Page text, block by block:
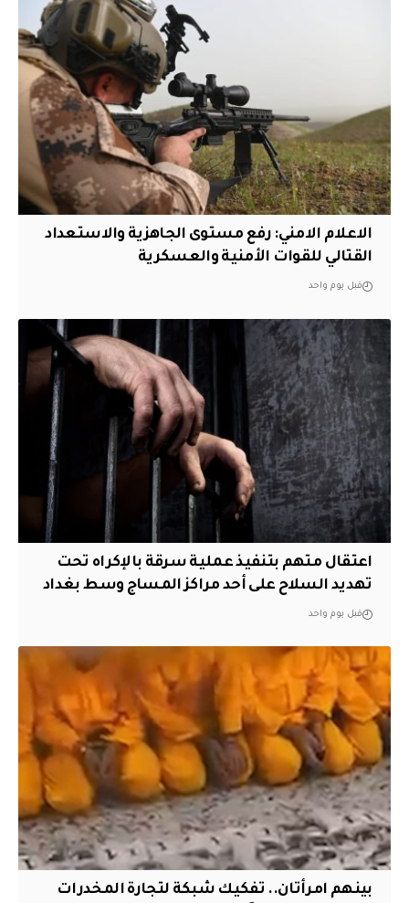
الاعلام الامني: رفع مستوى الجاهزية والاستعداد
القتالي للقوات الأمنية والعسكرية
قبل يوم واحد
اعتقال متهم بتنفيذ عملية سرقة بالإكراه تحت
تهديد السلاح على أحد مراكز المساج وسط بغداد
قبل يوم واحد
بينهم امرأتان.. تفكيك شبكة لتجارة المخدرات